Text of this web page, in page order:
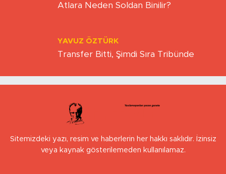
Atlara Neden Soldan Binilir?
YAVUZ ÖZTÜRK
Transfer Bitti, Şimdi Sıra Tribünde
Sitemizdeki yazı, resim ve haberlerin her hakkı saklıdır. İzinsiz
veya kaynak gösterilemeden kullanılamaz.